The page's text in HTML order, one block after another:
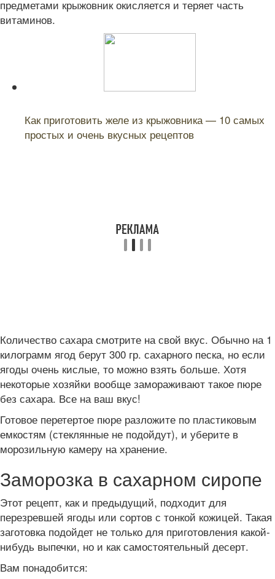
предметами крыжовник окисляется и теряет часть
витаминов.
Как приготовить желе из крыжовника — 10 самых
простых и очень вкусных рецептов
Количество сахара смотрите на свой вкус. Обычно на 1
килограмм ягод берут 300 гр. сахарного песка, но если
ягоды очень кислые, то можно взять больше. Хотя
некоторые хозяйки вообще замораживают такое пюре
без сахара. Все на ваш вкус!
Готовое перетертое пюре разложите по пластиковым
емкостям (стеклянные не подойдут), и уберите в
морозильную камеру на хранение.
Заморозка в сахарном сиропе
Этот рецепт, как и предыдущий, подходит для
перезревшей ягоды или сортов с тонкой кожицей. Такая
заготовка подойдет не только для приготовления какой-
нибудь выпечки, но и как самостоятельный десерт.
Вам понадобится: